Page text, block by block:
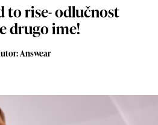
to rise- odlučnost
drugo ime!
Answear